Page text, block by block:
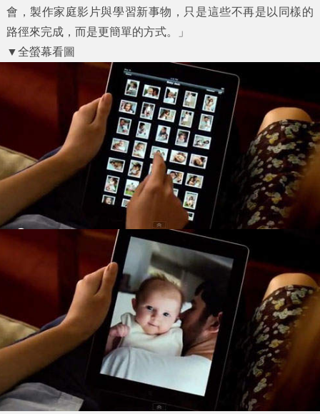
會，製作家庭影片與學習新事物，只是這些不再是以同樣的
路徑來完成，而是更簡單的方式。」
▼全螢幕看圖